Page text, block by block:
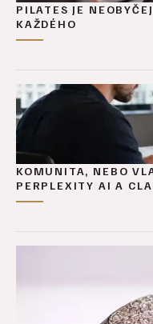
PILATES JE
KAŽDÉHO
KOMUNITA, NEBO
PERPLEXITY AI A